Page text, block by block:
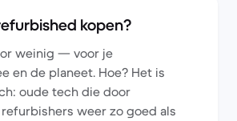
kopen?
weinig — voor je
en de planeet. Hoe? Het is
oude tech die door
weer zo goed als